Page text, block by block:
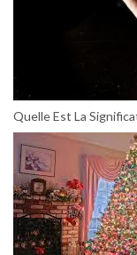
Quelle Est La